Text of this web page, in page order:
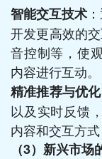
智能交互技术
开发更高效的
音控制等，使
内容进行互动。
精准推荐与优化
以及实时反馈
内容和交互方
（3） 新兴市场